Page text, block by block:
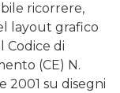
ricorrere,
layout grafico
Codice di
(CE) N.
2001 su disegni